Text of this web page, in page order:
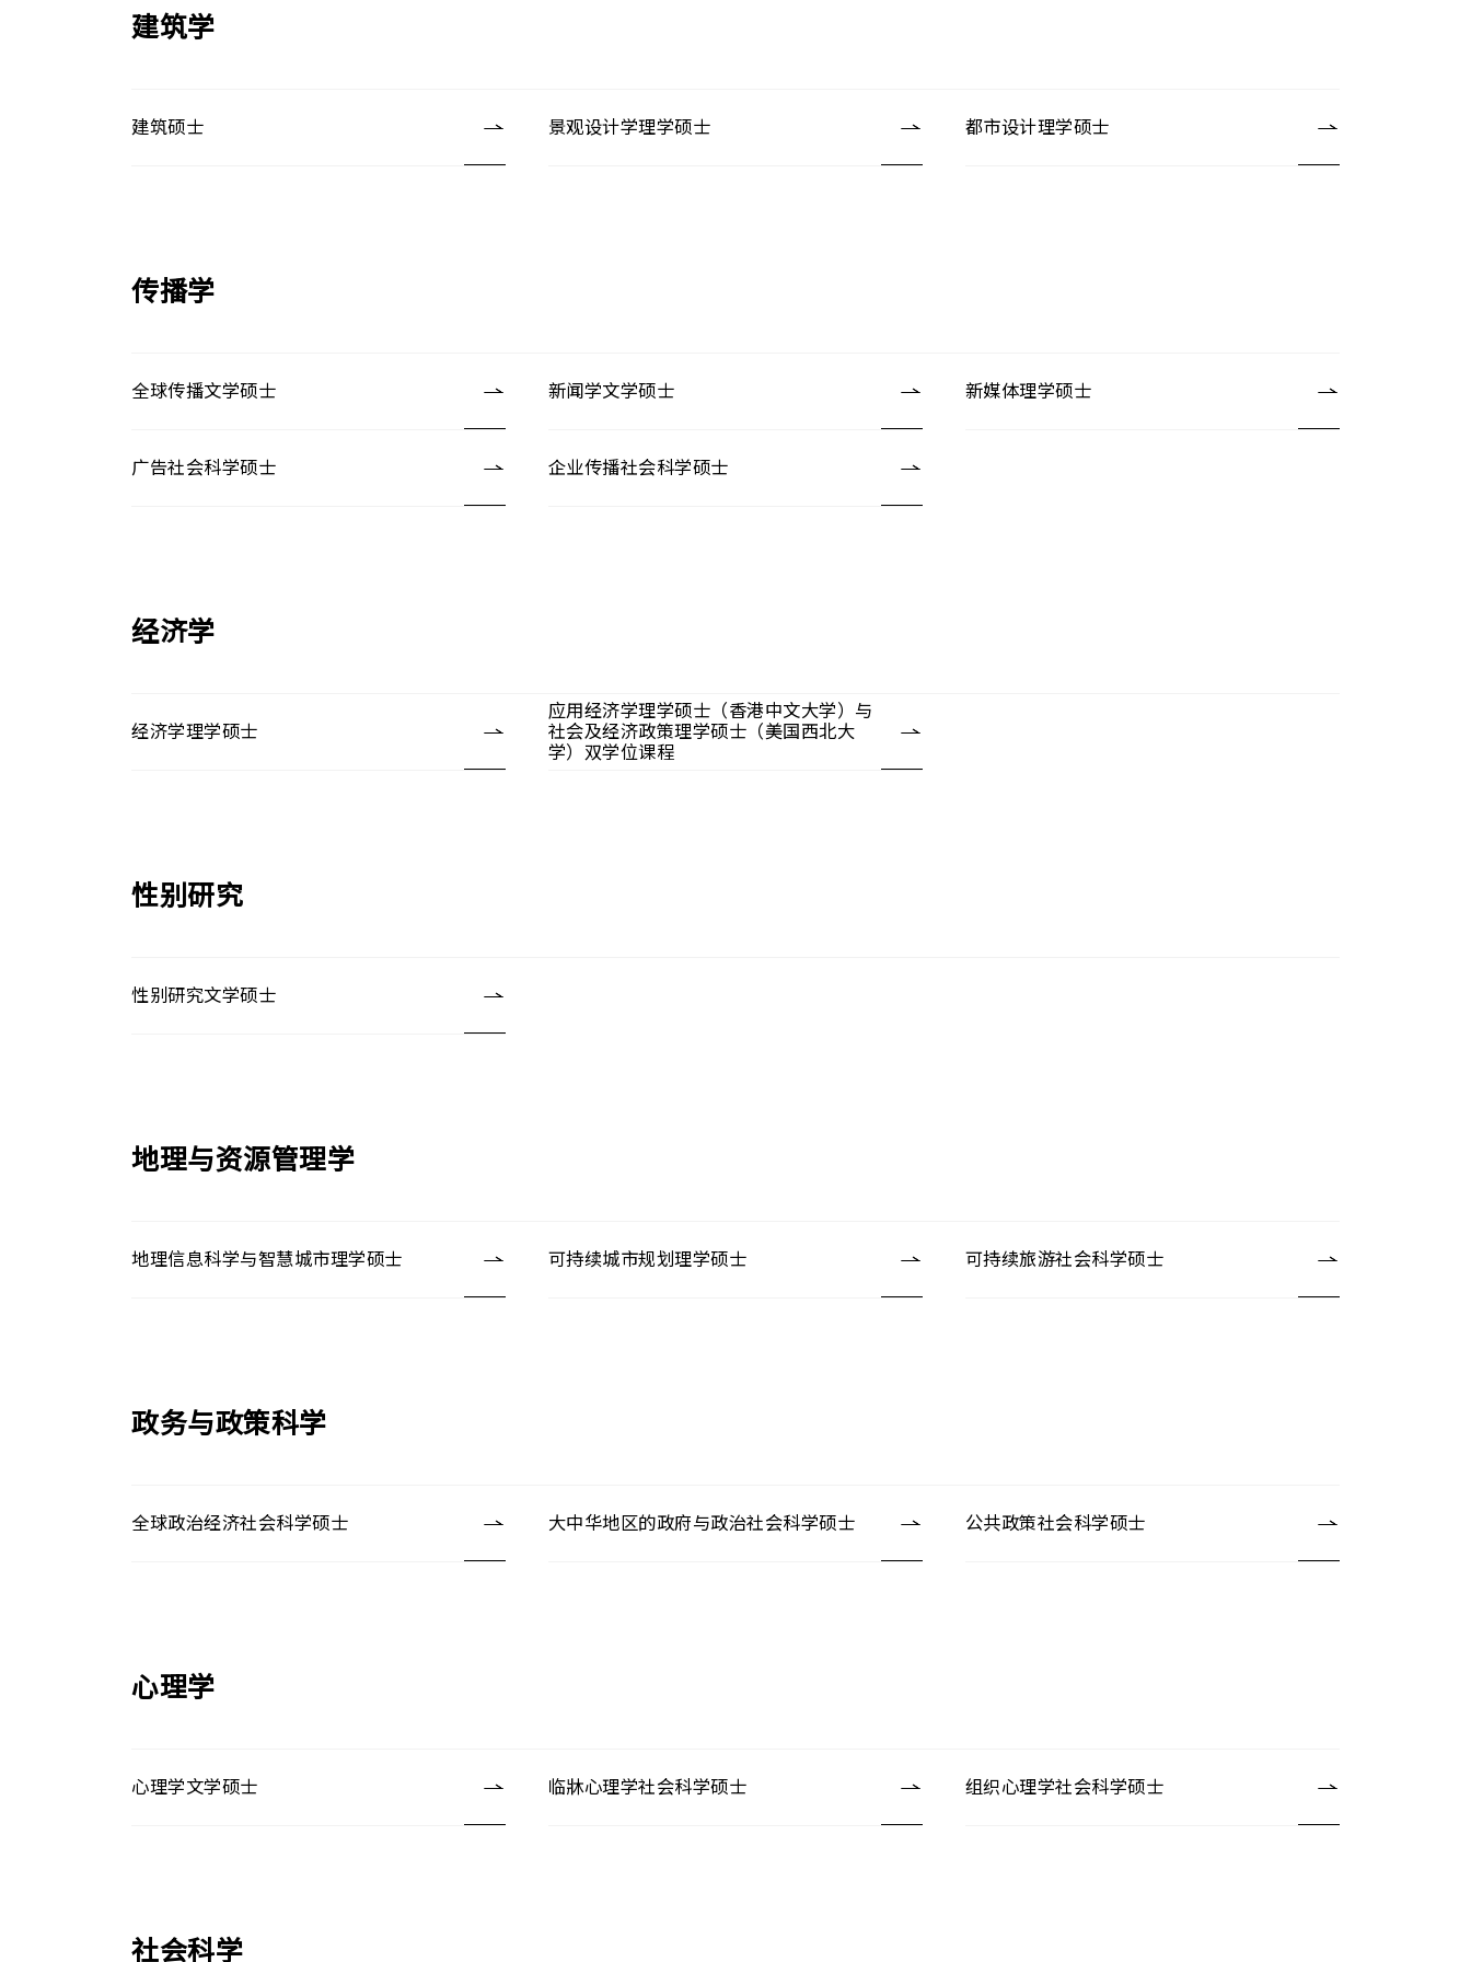
建筑学
建筑硕士 景观设计学理学硕士 都市设计理学硕士
传播学
全球传播文学硕士 新闻学文学硕士 新媒体理学硕士
广告社会科学硕士 企业传播社会科学硕士
经济学
经济学理学硕士
应用经济学理学硕士（香港中文大学）与
社会及经济政策理学硕士（美国西北大
学）双学位课程
性别研究
性别研究文学硕士
地理与资源管理学
地理信息科学与智慧城市理学硕士 可持续城市规划理学硕士 可持续旅游社会科学硕士
政务与政策科学
全球政治经济社会科学硕士 大中华地区的政府与政治社会科学硕士 公共政策社会科学硕士
心理学
心理学文学硕士 临牀心理学社会科学硕士 组织心理学社会科学硕士
社会科学